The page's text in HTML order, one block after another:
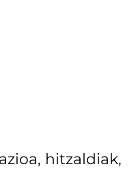
hitzaldiak,